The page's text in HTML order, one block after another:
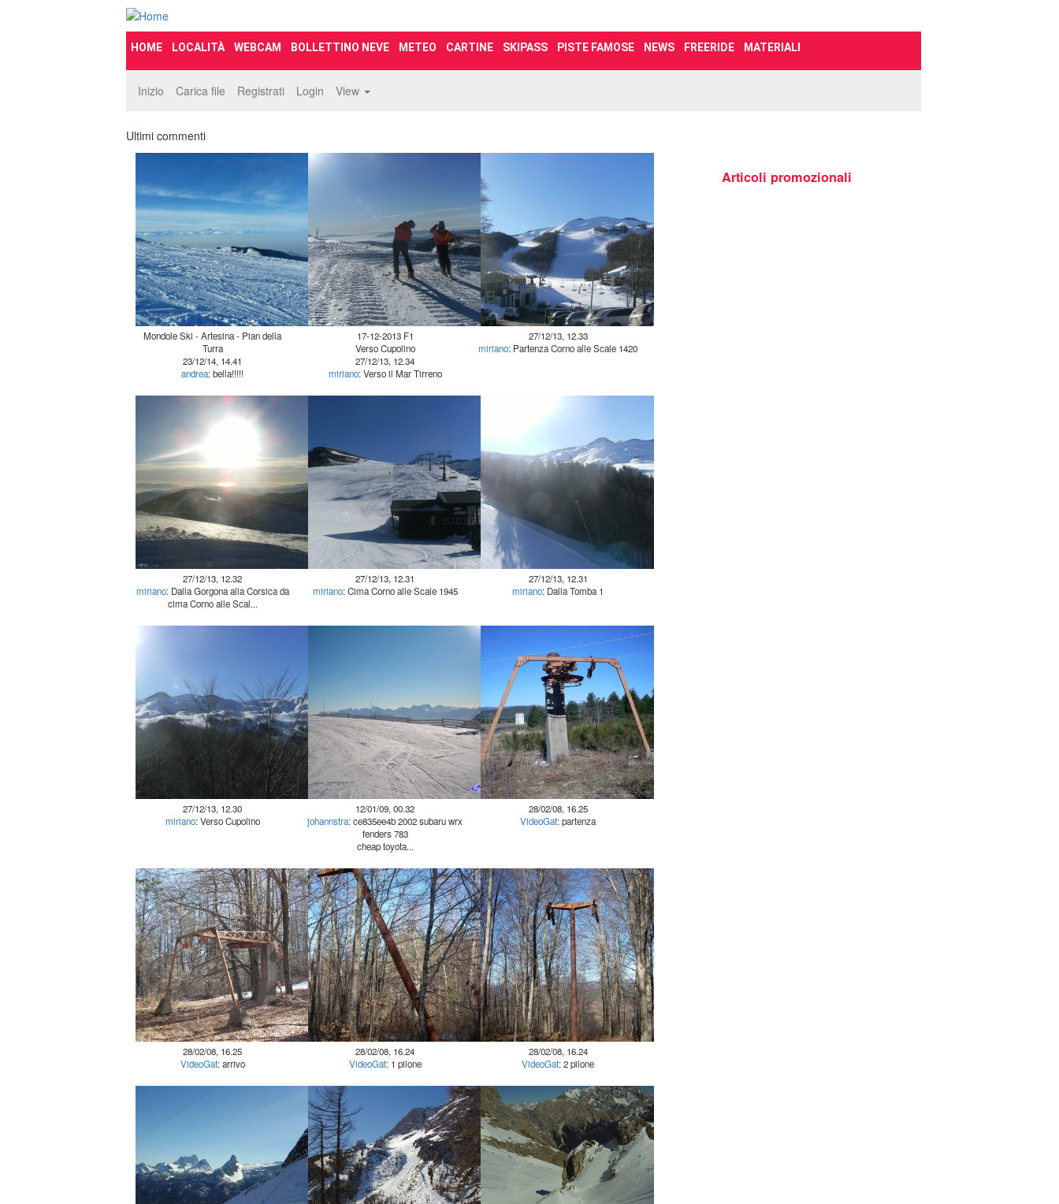
HOME LOCALITÀ WEBCAM BOLLETTINO NEVE METEO CARTINE SKIPASS PISTE FAMOSE NEWS FREERIDE MATERIALI
Inizio Carica file Registrati Login View
Ultimi commenti
Mondole Ski - Artesina - Pian della
Turra
23/12/14, 14.41
andrea: bella!!!!!
17-12-2013 F1
Verso Cupolino
27/12/13, 12.34
miriano: Verso il Mar Tirreno
27/12/13, 12.33
miriano: Partenza Corno alle Scale 1420
27/12/13, 12.32
miriano: Dalla Gorgona alla Corsica da
cima Corno alle Scal...
27/12/13, 12.31
miriano: Cima Corno alle Scale 1945
27/12/13, 12.31
miriano: Dalla Tomba 1
27/12/13, 12.30
miriano: Verso Cupolino
12/01/09, 00.32
johannstra: ce835ee4b 2002 subaru wrx
fenders 783
cheap toyota...
28/02/08, 16.25
VideoGat: partenza
28/02/08, 16.25
VideoGat: arrivo
28/02/08, 16.24
VideoGat: 1 pilone
28/02/08, 16.24
VideoGat: 2 pilone